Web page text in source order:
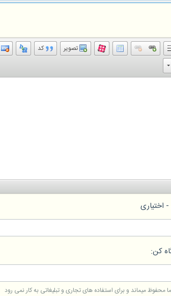
تصویر کد
اختیاری
کن:
میماند و برای استفاده های تجاری و تبلیغاتی به کار نمی رود